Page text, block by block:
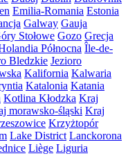
Emilia-Romania Estonia
Galway Gauja
Stołowe Gozo Grecja
Północna Île-de-
Bledzkie Jezioro
Kalifornia Kalwaria
Katalonia Katania
Kotlina Kłodzka Kraj
morawsko-śląski Kraj
Krzyżtopór
Lake District Lanckorona
Liège Liguria